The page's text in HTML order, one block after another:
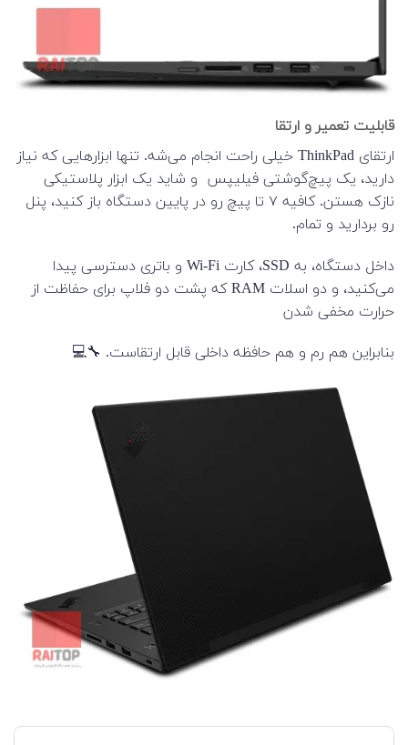
قابلیت تعمیر و ارتقا
ارتقای ThinkPad خیلی راحت انجام می‌شه. تنها ابزارهایی که نیاز
دارید، یک پیچ‌گوشتی فیلیپس و شاید یک ابزار پلاستیکی
نازک هستن. کافیه ۷ تا پیچ رو در پایین دستگاه باز کنید، پنل
رو بردارید و تمام.
داخل دستگاه، به SSD، کارت Wi-Fi و باتری دسترسی پیدا
می‌کنید، و دو اسلات RAM که پشت دو فلاپ برای حفاظت از
حرارت مخفی شدن
بنابراین هم رم و هم حافظه داخلی قابل ارتقاست. 🔧💻